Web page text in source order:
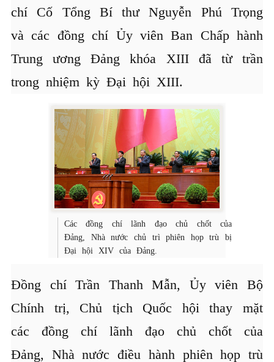
chí Cố Tổng Bí thư Nguyễn Phú Trọng
và các đồng chí Ủy viên Ban Chấp hành
Trung ương Đảng khóa XIII đã từ trần
trong nhiệm kỳ Đại hội XIII.
Các đồng chí lãnh đạo chủ chốt của
Đảng, Nhà nước chủ trì phiên họp trù bị
Đại hội XIV của Đảng.
Đồng chí Trần Thanh Mẫn, Ủy viên Bộ
Chính trị, Chủ tịch Quốc hội thay mặt
các đồng chí lãnh đạo chủ chốt của
Đảng, Nhà nước điều hành phiên họp trù